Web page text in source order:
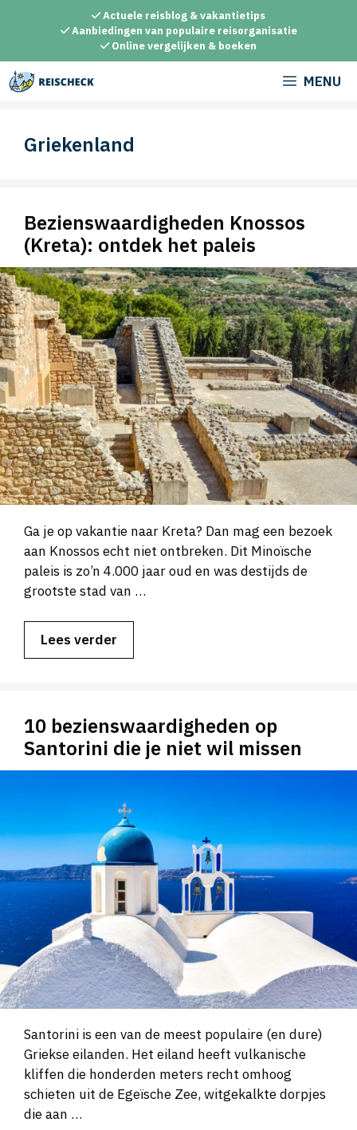
inhoud
Actuele reisblog & vakantietips
Aanbiedingen van populaire reisorganisatie
Online vergelijken & boeken
MENU
Griekenland
Bezienswaardigheden Knossos
(Kreta): ontdek het paleis
Ga je op vakantie naar Kreta? Dan mag een bezoek
aan Knossos echt niet ontbreken. Dit Minoïsche
paleis is zo’n 4.000 jaar oud en was destijds de
grootste stad van …
Lees verder
10 bezienswaardigheden op
Santorini die je niet wil missen
Santorini is een van de meest populaire (en dure)
Griekse eilanden. Het eiland heeft vulkanische
kliffen die honderden meters recht omhoog
schieten uit de Egeïsche Zee, witgekalkte dorpjes
die aan …